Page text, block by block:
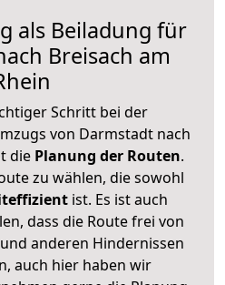
als Beiladung für
Breisach am
Schritt bei der
von Darmstadt nach
die Planung der Routen.
zu wählen, die sowohl
ist. Es ist auch
dass die Route frei von
anderen Hindernissen
auch hier haben wir